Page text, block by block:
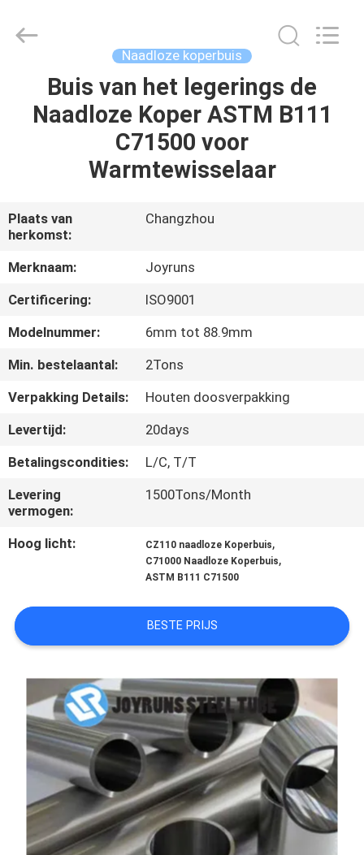
HUIS
PRODUCTEN
DE
V.S.
FABRIEKSREIS
CONTACTEER
ONS
OM
EEN
SITEMAP
Joyruns
Steel
Naadloze koperbuis
Buis van het legerings de
Naadloze Koper ASTM B111
C71500 voor
Warmtewisselaar
Plaats van
herkomst:
Changzhou
Merknaam:
Joyruns
Certificering:
ISO9001
Modelnummer:
6mm tot 88.9mm
Min. bestelaantal:
2Tons
Verpakking Details:
Houten doosverpakking
Levertijd:
20days
Betalingscondities:
L/C, T/T
Levering
vermogen:
1500Tons/Month
Hoog licht: CZ110 naadloze Koperbuis,
C71000 Naadloze Koperbuis,
ASTM B111 C71500
BESTE PRIJS